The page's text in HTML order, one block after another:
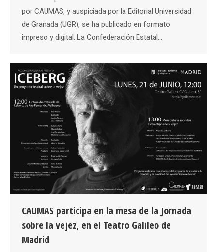
por CAUMAS, y auspiciada por la Editorial Universidad
de Granada (UGR), se ha publicado en formato
impreso y digital. La Confederación Estatal…
CAUMAS participa en la mesa de la Jornada
sobre la vejez, en el Teatro Galileo de
Madrid